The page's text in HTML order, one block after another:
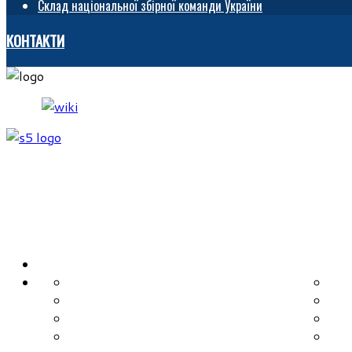
Склад національної збірної команди України
КОНТАКТИ